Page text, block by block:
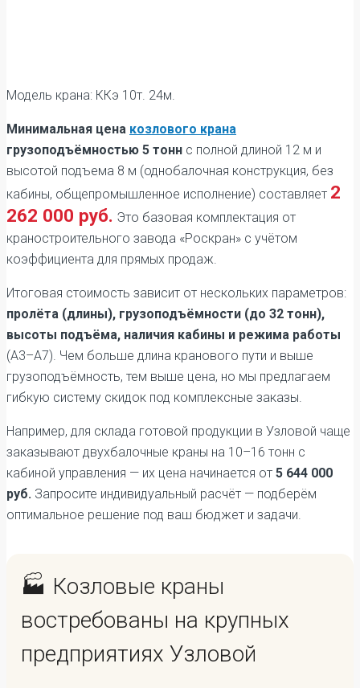
Модель крана: ККэ 10т. 24м.
Минимальная цена козлового крана
грузоподъёмностью 5 тонн с полной длиной 12 м и
высотой подъема 8 м (однобалочная конструкция, без
кабины, общепромышленное исполнение) составляет 2
262 000 руб. Это базовая комплектация от
краностроительного завода «Роскран» с учётом
коэффициента для прямых продаж.
Итоговая стоимость зависит от нескольких параметров:
пролёта (длины), грузоподъёмности (до 32 тонн),
высоты подъёма, наличия кабины и режима работы
(А3–А7). Чем больше длина кранового пути и выше
грузоподъёмность, тем выше цена, но мы предлагаем
гибкую систему скидок под комплексные заказы.
Например, для склада готовой продукции в Узловой чаще
заказывают двухбалочные краны на 10–16 тонн с
кабиной управления — их цена начинается от 5 644 000
руб. Запросите индивидуальный расчёт — подберём
оптимальное решение под ваш бюджет и задачи.
🏭 Козловые краны
востребованы на крупных
предприятиях Узловой